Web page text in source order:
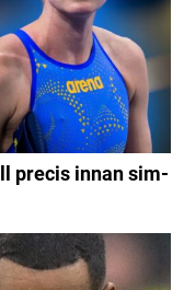
precis innan sim-